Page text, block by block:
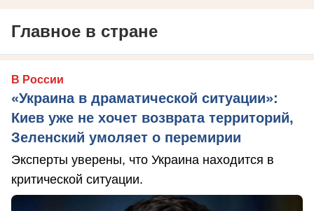
Главное в стране
В России
«Украина в драматической ситуации»:
Киев уже не хочет возврата территорий,
Зеленский умоляет о перемирии
Эксперты уверены, что Украина находится в
критической ситуации.